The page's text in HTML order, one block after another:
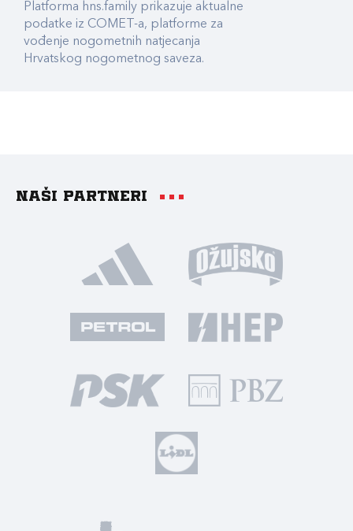
Platforma hns.family prikazuje aktualne
podatke iz COMET-a, platforme za
vođenje nogometnih natjecanja
Hrvatskog nogometnog saveza.
Naši partneri